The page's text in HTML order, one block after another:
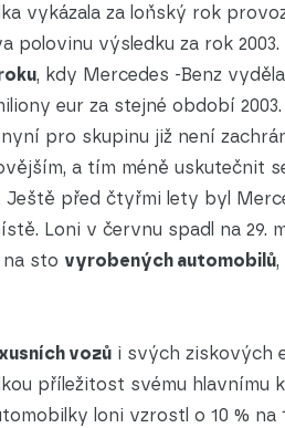
vykázala za loňský rok
polovinu výsledku za rok
, kdy Mercedes -Benz
eur za stejné období 2003.
pro skupinu již není
a tím méně uskutečnit
Ještě před čtyřmi lety byl
Loni v červnu spadl na
na sto vyrobených automobilů
vozů i svých ziskových
příležitost svému hlavnímu
loni vzrostl o 10 % na